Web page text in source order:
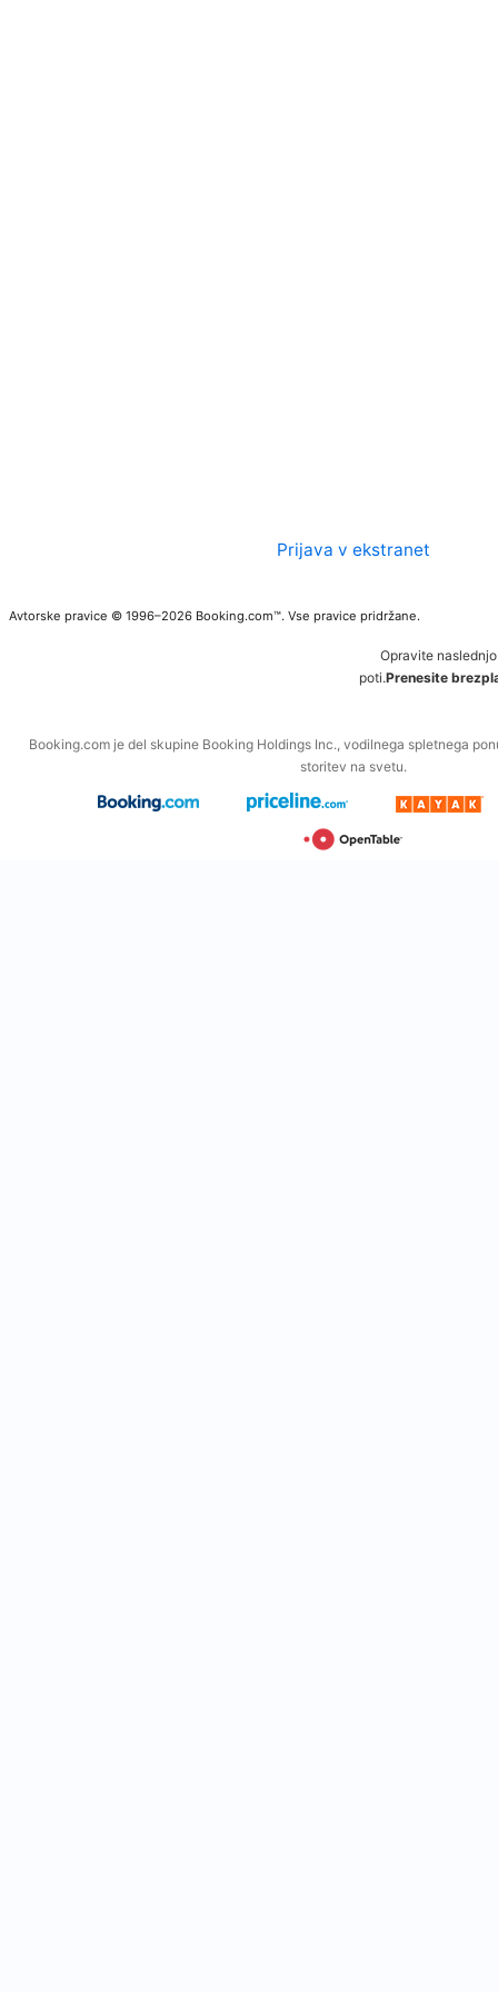
Prijava v ekstranet
Avtorske pravice © 1996–2026 Booking.com™. Vse pravice pridržane.
Opravite
poti.Prenesite
Booking.com je del skupine Booking Holdings Inc., vodilnega spletnega
storitev na svetu.